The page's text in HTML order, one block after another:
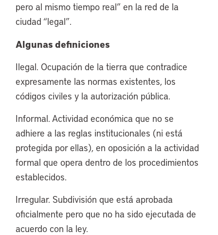
pero al mismo tiempo real” en la red de la
ciudad “legal”.
Algunas definiciones
Ilegal. Ocupación de la tierra que contradice
expresamente las normas existentes, los
códigos civiles y la autorización pública.
Informal. Actividad económica que no se
adhiere a las reglas institucionales (ni está
protegida por ellas), en oposición a la actividad
formal que opera dentro de los procedimientos
establecidos.
Irregular. Subdivisión que está aprobada
oficialmente pero que no ha sido ejecutada de
acuerdo con la ley.